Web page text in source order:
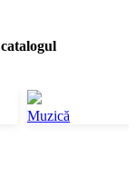
Muzică